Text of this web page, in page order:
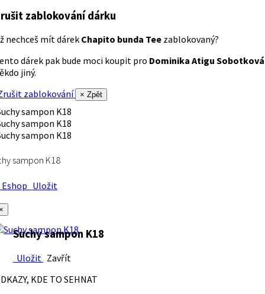
zablokování dárku
nechceš mít dárek Chapito bunda Tee zablokovaný?
dárek pak bude moci koupit pro Dominika Atigu Sobotková
jiný.
zablokování
× Zpět
sampon K18
Uložit
Suchy sampon K18
Uložit Zavřít
KDE TO SEHNAT